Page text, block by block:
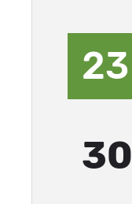
23
30